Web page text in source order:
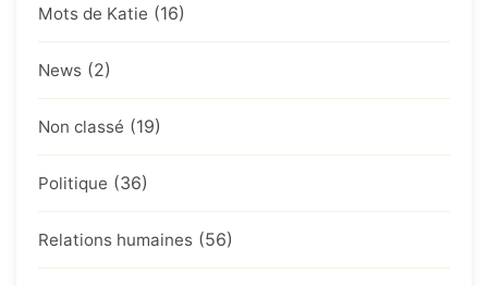
Mots de Katie (16)
News (2)
Non classé (19)
Politique (36)
Relations humaines (56)